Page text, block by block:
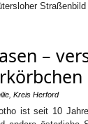
–
Kreis Herford
ist seit 10